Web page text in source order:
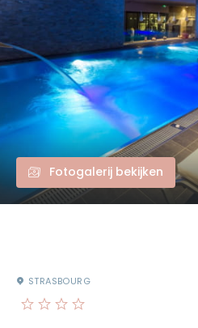
Fotogalerij bekijken
STRASBOURG